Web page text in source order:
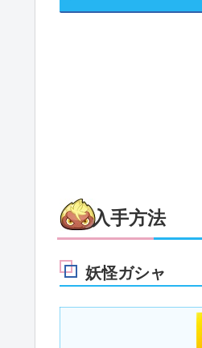
入手方法
妖怪ガシャ